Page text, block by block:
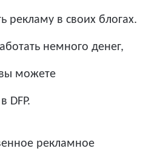
рекламу в своих блогах.
немного денег,
вы можете
DFP.
рекламное